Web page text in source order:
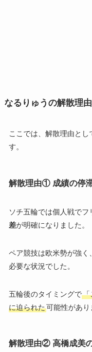
なるりゅうの解散理
ここでは、解散理由と
す。
解散理由① 成績の停
ソチ五輪では個人戦でフ
差が明確になりました。
ペア競技は欧米勢が強
必要な状況でした。
五輪後のタイミングで「
に迫られた可能性があり
解散理由② 高橋成美